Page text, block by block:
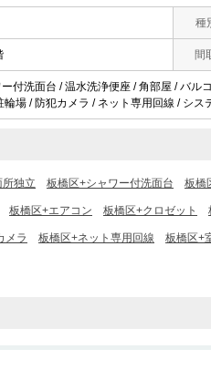
種
間
付洗面台 / 温水洗浄便座 / 角部屋 / バル
場 / 防犯カメラ / ネット専用回線 / シス
独立 板橋区+シャワー付洗面台 板橋
板橋区+エアコン 板橋区+クロゼット
メラ 板橋区+ネット専用回線 板橋区+